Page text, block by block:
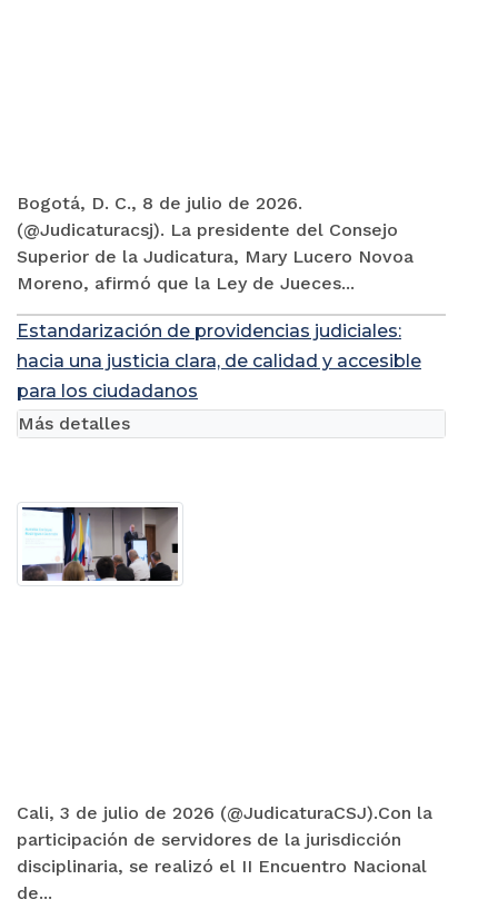
Bogotá, D. C., 8 de julio de 2026.
(@Judicaturacsj). La presidente del Consejo
Superior de la Judicatura, Mary Lucero Novoa
Moreno, afirmó que la Ley de Jueces...
Estandarización de providencias judiciales:
hacia una justicia clara, de calidad y accesible
para los ciudadanos
Cali, 3 de julio de 2026 (@JudicaturaCSJ).Con la
participación de servidores de la jurisdicción
disciplinaria, se realizó el II Encuentro Nacional
de...
Más detalles